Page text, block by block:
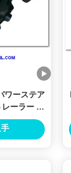
ワーステア
ーラー 車
プ 16100-